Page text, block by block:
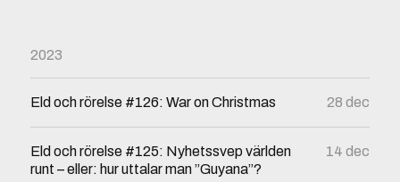
2023
Eld och rörelse #126: War on Christmas 28 dec
Eld och rörelse #125: Nyhetssvep världen
runt – eller: hur uttalar man ”Guyana”?
14 dec